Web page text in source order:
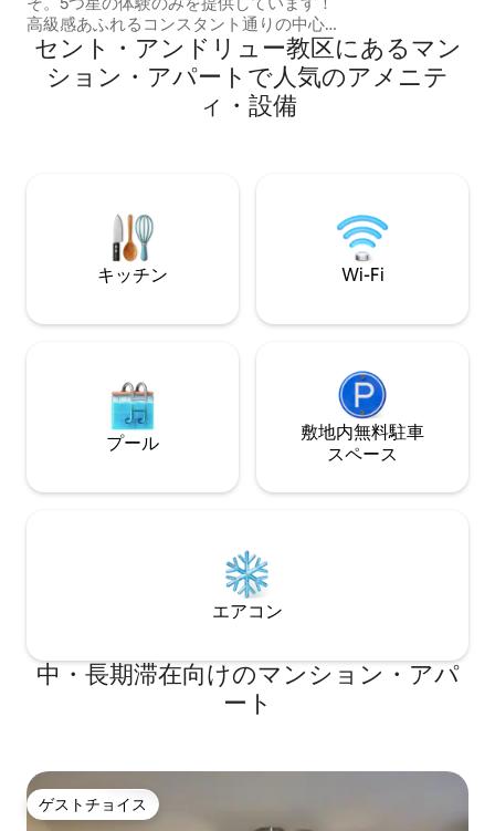
高級感あふれるコンスタント通りの中心
部に位置し、24時間セキュリティ付きの
ゲート付きコンプレックス内にある、ス
タイリッシュで新しく改装された5階の2
ベッドルームアパートをお楽しみくださ
ナイトライフを探索するのに理想的な選
択肢です。 エレガンスと快適さの典型で
あり、本物のジャマイカ体験を提供しま
す。
セント・アンドリュー教区にあるマン
ション・アパートで人気のアメニテ
ィ・設備
キッチン Wi-Fi
プール
敷地内無料駐⁠車
ス⁠ペ⁠ー⁠ス
エアコン
中・長期滞在向けのマンション・アパ
ート
ゲストチョイス
ゲストチョイス